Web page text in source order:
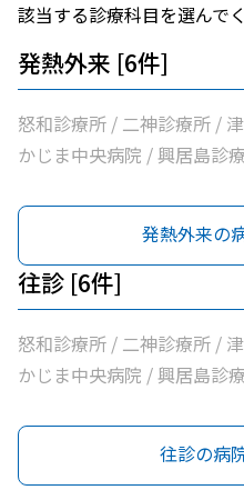
該当する診療科目を選んで
発熱外来 [6件]
怒和診療所 / 二神診療所 /
かじま中央病院 / 興居島診
発熱外来の
往診 [6件]
怒和診療所 / 二神診療所 /
かじま中央病院 / 興居島診
往診の病